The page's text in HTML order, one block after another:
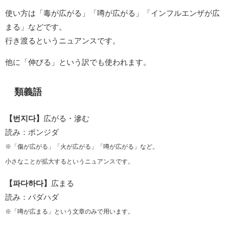
使い方は「毒が広がる」「噂が広がる」「インフルエンザが広
まる」などです。
行き渡るというニュアンスです。
他に「伸びる」という訳でも使われます。
類義語
【번지다】
広がる・滲む
読み：ポンジダ
※「傷が広がる」「火が広がる」「噂が広がる」など。
小さなことが拡大するというニュアンスです。
【파다하다】
広まる
読み：パダハダ
※「噂が広まる」という文章のみで用います。